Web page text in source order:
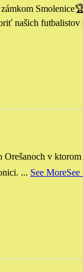
Smolenice
našich futbalistov
v ktorom
... See MoreSee